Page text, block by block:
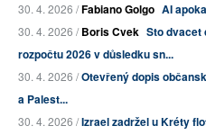
30. 4. 2026 /Fabiano Golgo AI
30. 4. 2026 /Boris Cvek Sto dvacet
rozpočtu 2026 v důsledku sn...
30. 4. 2026 /Otevřený dopis
a Palest...
30. 4. 2026 /Izrael zadržel u Kréty